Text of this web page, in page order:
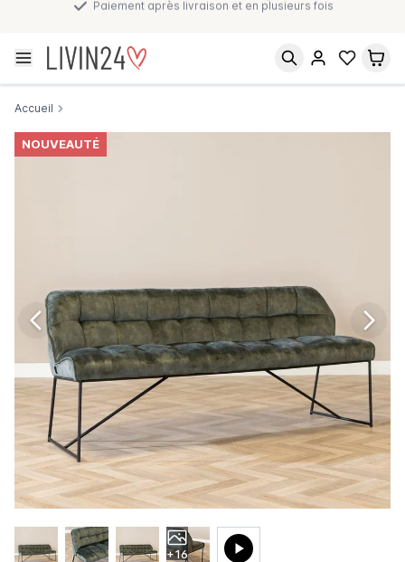
Paiement après livraison et en plusieurs fois
Accueil
NOUVEAUTÉ
+16